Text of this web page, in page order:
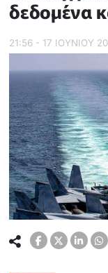
δεδομένα
21:56 - 17 ΙΟΥΝΙΟΥ